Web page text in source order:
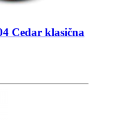
Cedar klasična